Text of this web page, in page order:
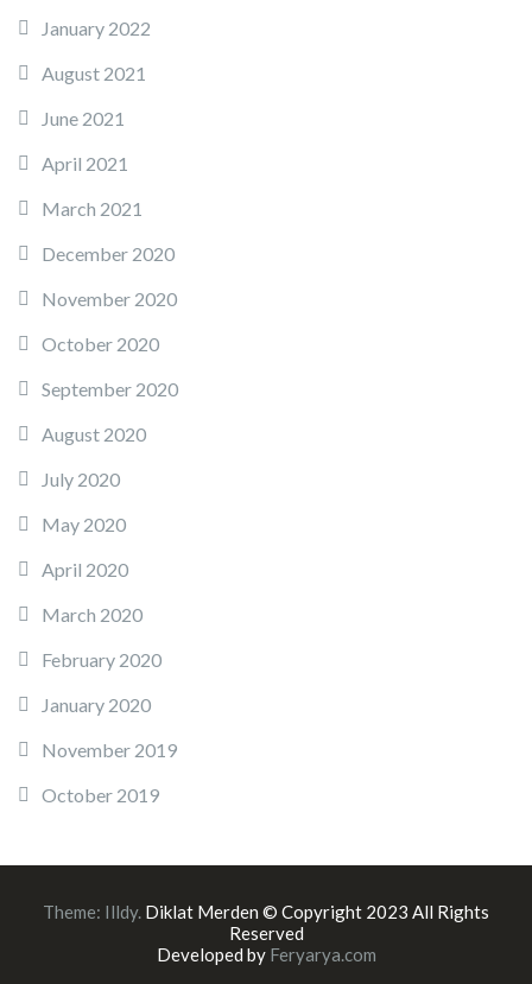
January 2022
August 2021
June 2021
April 2021
March 2021
December 2020
November 2020
October 2020
September 2020
August 2020
July 2020
May 2020
April 2020
March 2020
February 2020
January 2020
November 2019
October 2019
Theme: Illdy. Diklat Merden © Copyright 2023 All Rights
Reserved
Developed by Feryarya.com